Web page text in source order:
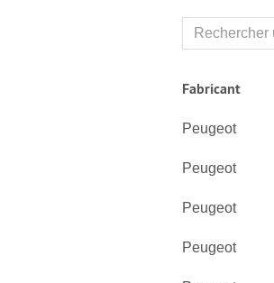
Fabricant
Peugeot
Peugeot
Peugeot
Peugeot